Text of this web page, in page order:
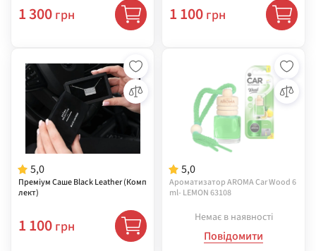
1 300 грн 1 100 грн
5,0
Преміум Саше Black Leather (Комп
лект)
1 100 грн
5,0
Ароматизатор AROMA Car Wood 6
ml- LEMON 63108
Немає в наявності
Повідомити